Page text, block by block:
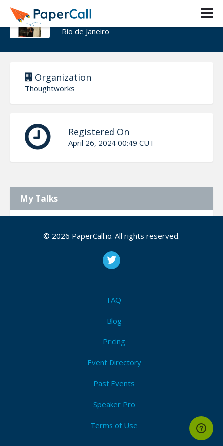
Felipe Nicodemos
Rio de Janeiro
Organization
Thoughtworks
Registered On
April 26, 2024 00:49 CUT
My Talks
Eventos
Transforme sua aplicação em uma orquestra
digital eficiente! Descubra como a arquitetura
© 2026 PaperCall.io. All rights reserved.
FAQ
Blog
Pricing
Event Directory
Past Events
Speaker Pro
Terms of Use